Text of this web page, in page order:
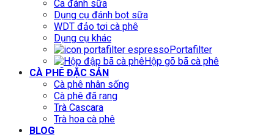
Ca đánh sữa
Dụng cụ đánh bọt sữa
WDT đảo tơi cà phê
Dụng cụ khác
Portafilter
Hộp gõ bã cà phê
CÀ PHÊ ĐẶC SẢN
Cà phê nhân sống
Cà phê đã rang
Trà Cascara
Trà hoa cà phê
BLOG